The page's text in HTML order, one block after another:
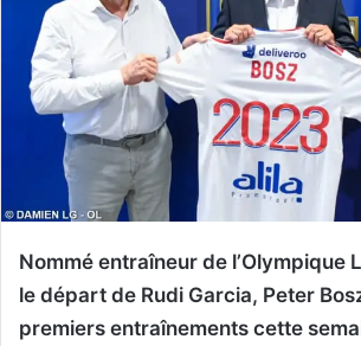
Nommé entraîneur de l’Olympique
le départ de Rudi Garcia, Peter
premiers entraînements cette